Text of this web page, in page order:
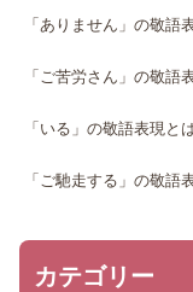
「ありません」の敬語
「ご苦労さん」の敬語
「いる」の敬語表現と
「ご馳走する」の敬語
カテゴリー